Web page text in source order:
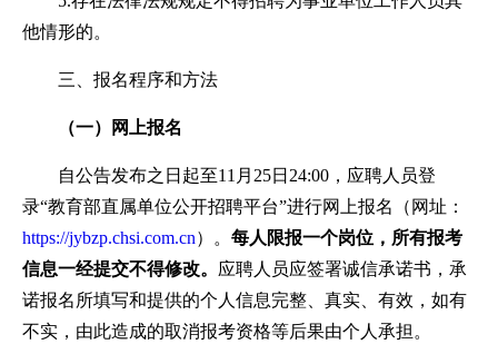
他情形的。
三、报名程序和方法
（一）网上报名
自公告发布之日起至11月25日24:00，应聘人员登
录“教育部直属单位公开招聘平台”进行网上报名（网址：
https://jybzp.chsi.com.cn）。 每人限报一个岗位，所有报考
信息一经提交不得修改。 应聘人员应签署诚信承诺书，承
诺报名所填写和提供的个人信息完整、真实、有效，如有
不实，由此造成的取消报考资格等后果由个人承担。